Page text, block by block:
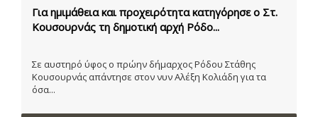
Για ημιμάθεια και προχειρότητα κατηγόρησε ο Στ.
Κουσουρνάς τη δημοτική αρχή Ρόδο...
Σε αυστηρό ύφος ο πρώην δήμαρχος Ρόδου Στάθης
Κουσουρνάς απάντησε στον νυν Αλέξη Κολιάδη για τα
όσα...